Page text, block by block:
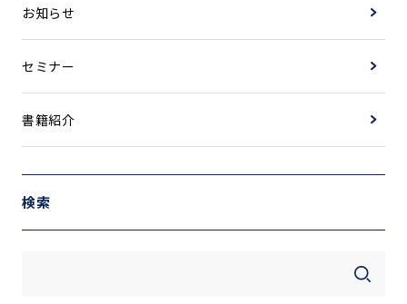
お知らせ
セミナー
書籍紹介
検索